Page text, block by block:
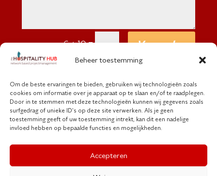
Beheer toestemming
Om de beste ervaringen te bieden, gebruiken wij technologieën zoals
cookies om informatie over je apparaat op te slaan en/of te raadplegen.
Door in te stemmen met deze technologieën kunnen wij gegevens zoals
surfgedrag of unieke ID's op deze site verwerken. Als je geen
toestemming geeft of uw toestemming intrekt, kan dit een nadelige
invloed hebben op bepaalde functies en mogelijkheden.
Accepteren
6 + 10= Verzenden
Copyright © The Hospitality Hub |
Algemene voorwaarden